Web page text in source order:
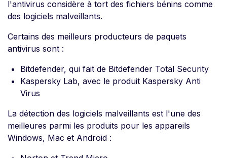
l'antivirus considère à tort des fichiers bénins comme
des logiciels malveillants.
Certains des meilleurs producteurs de paquets
antivirus sont :
Bitdefender, qui fait de Bitdefender Total Security
Kaspersky Lab, avec le produit Kaspersky Anti
Virus
La détection des logiciels malveillants est l'une des
meilleures parmi les produits pour les appareils
Windows, Mac et Android :